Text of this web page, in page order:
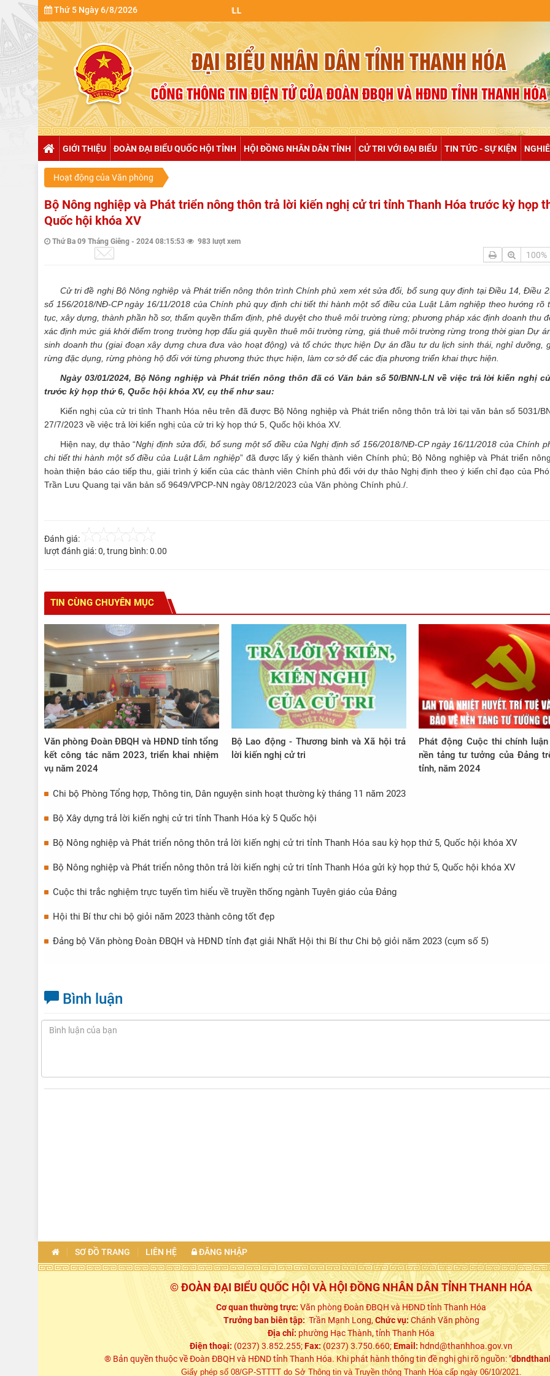
Thứ 5 Ngày 6/8/2026
GIỚI THIỆU ĐOÀN ĐẠI BIỂU QUỐC HỘI TỈNH HỘI ĐỒNG NHÂN DÂN TỈNH CỬ TRI VỚI ĐẠI BIỂU TIN TỨC - SỰ KIỆN
Hoạt động của Văn phòng
Bộ Nông nghiệp và Phát triển nông thôn trả lời kiến nghị cử tri tỉnh Thanh Hóa trước kỳ họp
Quốc hội khóa XV
Thứ Ba 09 Tháng Giêng - 2024 08:15:53 983 lượt xem
100%
Cử tri đề nghị Bộ Nông nghiệp và Phát triển nông thôn trình Chính phủ xem xét sửa đổi, bổ sung quy định tại Điều 14, Điều
số 156/2018/NĐ-CP ngày 16/11/2018 của Chính phủ quy định chi tiết thi hành một số điều của Luật Lâm nghiệp theo hướng rõ
tục, xây dựng, thành phần hồ sơ, thẩm quyền thẩm định, phê duyệt cho thuê môi trường rừng; phương pháp xác định doanh thu
xác định mức giá khởi điểm trong trường hợp đấu giá quyền thuê môi trường rừng, giá thuê môi trường rừng trong thời gian Dự
sinh doanh thu (giai đoạn xây dựng chưa đưa vào hoạt động) và tổ chức thực hiện Dự án đầu tư du lịch sinh thái, nghỉ dưỡng,
rừng đặc dụng, rừng phòng hộ đối với từng phương thức thực hiện, làm cơ sở để các địa phương triển khai thực hiện.
Ngày 03/01/2024, Bộ Nông nghiệp và Phát triển nông thôn đã có Văn bản số 50/BNN-LN về việc trả lời kiến nghị
trước kỳ họp thứ 6, Quốc hội khóa XV, cụ thể như sau:
Kiến nghị của cử tri tỉnh Thanh Hóa nêu trên đã được Bộ Nông nghiệp và Phát triển nông thôn trả lời tại văn bản số 5031/
27/7/2023 về việc trả lời kiến nghị của cử tri kỳ họp thứ 5, Quốc hội khóa XV.
Hiện nay, dự thảo “Nghị định sửa đổi, bổ sung một số điều của Nghị định số 156/2018/NĐ-CP ngày 16/11/2018 của Chính
chi tiết thi hành một số điều của Luật Lâm nghiệp” đã được lấy ý kiến thành viên Chính phủ; Bộ Nông nghiệp và Phát triển
hoàn thiện báo cáo tiếp thu, giải trình ý kiến của các thành viên Chính phủ đối với dự thảo Nghị định theo ý kiến chỉ đạo của
Trần Lưu Quang tại văn bản số 9649/VPCP-NN ngày 08/12/2023 của Văn phòng Chính phủ./.
Đánh giá:
lượt đánh giá:0, trung bình:0.00
TIN CÙNG CHUYÊN MỤC
Văn phòng Đoàn ĐBQH và HĐND tỉnh tổng
kết công tác năm 2023, triển khai nhiệm
vụ năm 2024
Bộ Lao động - Thương binh và Xã hội trả
lời kiến nghị cử tri
Phát động Cuộc thi chính
nền tảng tư tưởng của Đảng
tỉnh, năm 2024
Chi bộ Phòng Tổng hợp, Thông tin, Dân nguyện sinh hoạt thường kỳ tháng 11 năm 2023
Bộ Xây dựng trả lời kiến nghị cử tri tỉnh Thanh Hóa kỳ 5 Quốc hội
Bộ Nông nghiệp và Phát triển nông thôn trả lời kiến nghị cử tri tỉnh Thanh Hóa sau kỳ họp thứ 5, Quốc hội khóa XV
Bộ Nông nghiệp và Phát triển nông thôn trả lời kiến nghị cử tri tỉnh Thanh Hóa gửi kỳ họp thứ 5, Quốc hội khóa XV
Cuộc thi trắc nghiệm trực tuyến tìm hiểu về truyền thống ngành Tuyên giáo của Đảng
Hội thi Bí thư chi bộ giỏi năm 2023 thành công tốt đẹp
Đảng bộ Văn phòng Đoàn ĐBQH và HĐND tỉnh đạt giải Nhất Hội thi Bí thư Chi bộ giỏi năm 2023 (cụm số 5)
Bình luận
SƠ ĐỒ TRANG LIÊN HỆ ĐĂNG NHẬP
© ĐOÀN ĐẠI BIỂU QUỐC HỘI VÀ HỘI ĐỒNG NHÂN DÂN TỈNH THANH HÓA
Cơ quan thường trực: Văn phòng Đoàn ĐBQH và HĐND tỉnh Thanh Hóa
Trưởng ban biên tập:Trần Mạnh Long,Chức vụ:Chánh Văn phòng
Địa chỉ:phường Hạc Thành, tỉnh Thanh Hóa
Điện thoại: (0237) 3.852.255;Fax:(0237) 3.750.660;Email: hdnd@thanhhoa.gov.vn
® Bản quyền thuộc về Đoàn ĐBQH và HĐND tỉnh Thanh Hóa. Khi phát hành thông tin đề nghị ghi rõ nguồn: "
Giấy phép số 08/GP-STTTT do Sở Thông tin và Truyền thông Thanh Hóa cấp ngày 06/10/2021.